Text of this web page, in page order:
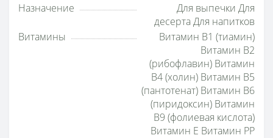
Назначение
Для выпечки Для
десерта Для напитков
Витамины
Витамин B1 (тиамин)
Витамин B2
(рибофлавин) Витамин
B4 (холин) Витамин B5
(пантотенат) Витамин B6
(пиридоксин) Витамин
B9 (фолиевая кислота)
Витамин E Витамин PP